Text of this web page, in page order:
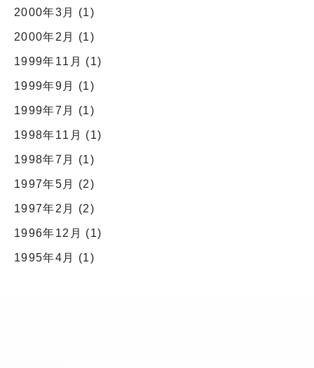
2000年3月 (1)
2000年2月 (1)
1999年11月 (1)
1999年9月 (1)
1999年7月 (1)
1998年11月 (1)
1998年7月 (1)
1997年5月 (2)
1997年2月 (2)
1996年12月 (1)
1995年4月 (1)